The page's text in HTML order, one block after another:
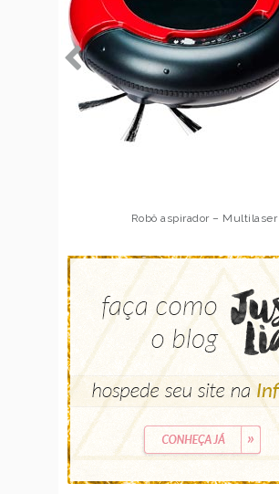
Robô aspirador – Multilaser